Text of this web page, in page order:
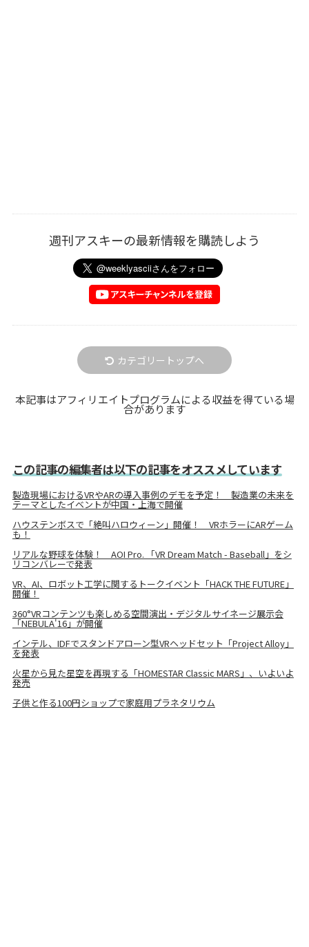
週刊アスキーの最新情報を購読しよう
カテゴリートップへ
本記事はアフィリエイトプログラムによる収益を得ている場
合があります
この記事の編集者は以下の記事をオススメしています
製造現場におけるVRやARの導入事例のデモを予定！ 製造業の未来を
テーマとしたイベントが中国・上海で開催
ハウステンボスで「絶叫ハロウィーン」開催！ VRホラーにARゲーム
も！
リアルな野球を体験！ AOI Pro. 「VR Dream Match - Baseball」をシ
リコンバレーで発表
VR、AI、ロボット工学に関するトークイベント「HACK THE FUTURE」
開催！
360°VRコンテンツも楽しめる空間演出・デジタルサイネージ展示会
「NEBULA'16」が開催
インテル、IDFでスタンドアローン型VRヘッドセット「Project Alloy」
を発表
火星から見た星空を再現する「HOMESTAR Classic MARS」、いよいよ
発売
子供と作る100円ショップで家庭用プラネタリウム